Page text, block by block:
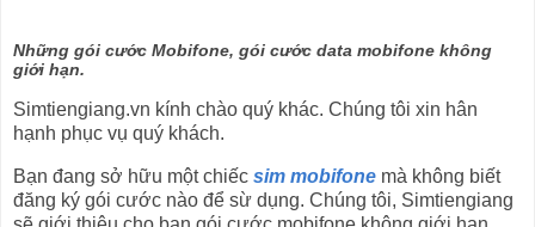
Những gói cước Mobifone, gói cước data mobifone không
giới hạn.
Simtiengiang.vn kính chào quý khác. Chúng tôi xin hân
hạnh phục vụ quý khách.
Bạn đang sở hữu một chiếc sim mobifone mà không biết
đăng ký gói cước nào để sừ dụng. Chúng tôi, Simtiengiang